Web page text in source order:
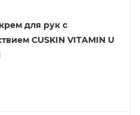
для рук с
CUSKIN VITAMIN U